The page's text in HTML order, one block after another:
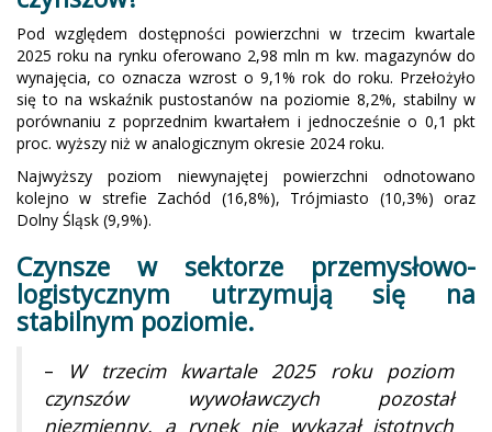
Pod względem dostępności powierzchni w trzecim kwartale
2025 roku na rynku oferowano 2,98 mln m kw. magazynów do
wynajęcia, co oznacza wzrost o 9,1% rok do roku. Przełożyło
się to na wskaźnik pustostanów na poziomie 8,2%, stabilny w
porównaniu z poprzednim kwartałem i jednocześnie o 0,1 pkt
proc. wyższy niż w analogicznym okresie 2024 roku.
Najwyższy poziom niewynajętej powierzchni odnotowano
kolejno w strefie Zachód (16,8%), Trójmiasto (10,3%) oraz
Dolny Śląsk (9,9%).
Czynsze w sektorze przemysłowo-
logistycznym utrzymują się na
stabilnym poziomie.
–
W trzecim kwartale 2025 roku poziom
czynszów wywoławczych pozostał
niezmienny, a rynek nie wykazał istotnych